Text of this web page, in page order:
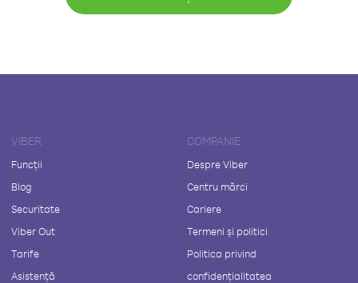
VIBER
Funcții
Blog
Securitate
Viber Out
Tarife
Asistență
COMPANIE
Despre Viber
Centru mărci
Cariere
Termeni și politici
Politica privind
confidențialitatea